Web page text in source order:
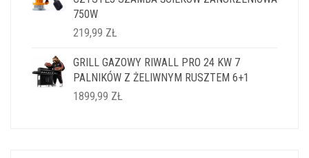
750W
219,99 ZŁ
GRILL GAZOWY RIWALL PRO 24 KW 7
PALNIKÓW Z ŻELIWNYM RUSZTEM 6+1
1899,99 ZŁ